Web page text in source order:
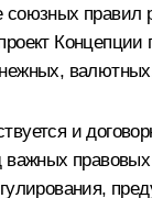
правил
и